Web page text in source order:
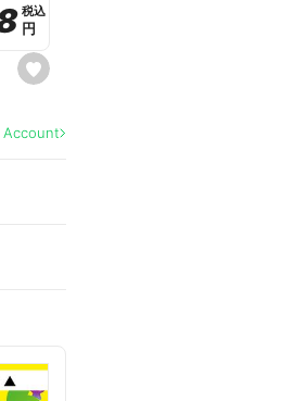
e
s
e
a
税込
税込
円
円